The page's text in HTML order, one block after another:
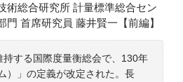
術総合研究所 計量標準総合セン
門 首席研究員 藤井賢一【前編】
持する国際度量衡総会で、130年
）」の定義が改定された。長